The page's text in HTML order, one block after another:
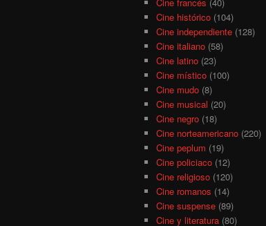
Cine histórico(104)
Cine independiente(128)
Cine italiano(58)
Cine latino(23)
Cine místico(100)
Cine mudo(8)
Cine musical (20)
Cine negro(18)
Cine norteamericano(220)
Cine peplum (19)
Cine policiaco(12)
Cine religioso(120)
Cine romanos (14)
Cine suspense(89)
Cine y literatura(80)